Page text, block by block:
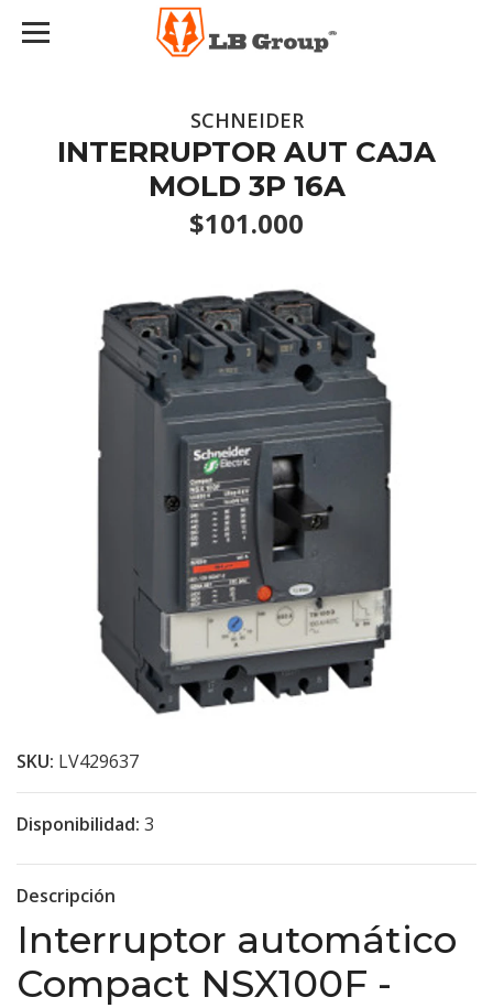
SCHNEIDER
INTERRUPTOR AUT CAJA
MOLD 3P 16A
$101.000
SKU: LV429637
Disponibilidad: 3
Descripción
Interruptor automático
Compact NSX100F -